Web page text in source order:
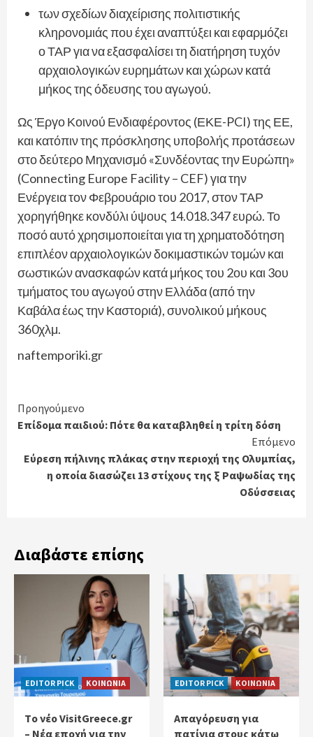
των σχεδίων διαχείρισης πολιτιστικής
κληρονομιάς που έχει αναπτύξει και εφαρμόζει
ο ΤΑΡ για να εξασφαλίσει τη διατήρηση τυχόν
αρχαιολογικών ευρημάτων και χώρων κατά
μήκος της όδευσης του αγωγού.
Ως Έργο Κοινού Ενδιαφέροντος (ΕΚΕ-PCI) της ΕΕ,
και κατόπιν της πρόσκλησης υποβολής προτάσεων
στο δεύτερο Μηχανισμό «Συνδέοντας την Ευρώπη»
(Connecting Europe Facility – CEF) για την
Ενέργεια τον Φεβρουάριο του 2017, στον ΤΑΡ
χορηγήθηκε κονδύλι ύψους 14.018.347 ευρώ. Το
ποσό αυτό χρησιμοποιείται για τη χρηματοδότηση
επιπλέον αρχαιολογικών δοκιμαστικών τομών και
σωστικών ανασκαφών κατά μήκος του 2ου και 3ου
τμήματος του αγωγού στην Ελλάδα (από την
Καβάλα έως την Καστοριά), συνολικού μήκους
360χλμ.
naftemporiki.gr
Continue
Reading
Προηγούμενο
Επίδομα παιδιού: Πότε θα καταβληθεί η τρίτη δόση
Επόμενο
Εύρεση πήλινης πλάκας στην περιοχή της Ολυμπίας,
η οποία διασώζει 13 στίχους της ξ Ραψωδίας της
Οδύσσειας
Διαβάστε επίσης
EDITOR PICK ΚΟΙΝΩΝΙΑ
Tο νέο VisitGreece.gr
– Νέα εποχή για την
EDITOR PICK ΚΟΙΝΩΝΙΑ
Απαγόρευση για
πατίνια στους κάτω